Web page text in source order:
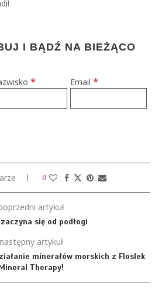
I BĄDŹ NA BIEŻĄCO
* Email*
0
artykuł
zaczyna się od podłogi
następny artykuł
minerałów morskich z Floslek
Therapy!